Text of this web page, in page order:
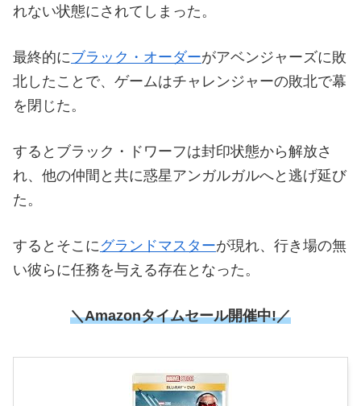
れない状態にされてしまった。
最終的にブラック・オーダーがアベンジャーズに敗
北したことで、ゲームはチャレンジャーの敗北で幕
を閉じた。
するとブラック・ドワーフは封印状態から解放さ
れ、他の仲間と共に惑星アンガルガルへと逃げ延び
た。
するとそこに グランドマスターが現れ、行き場の無
い彼らに任務を与える存在となった。
＼Amazonタイムセール開催中!／